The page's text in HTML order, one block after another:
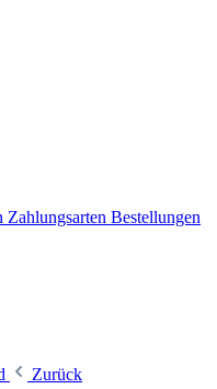
Zahlungsarten Bestellungen
Zurück